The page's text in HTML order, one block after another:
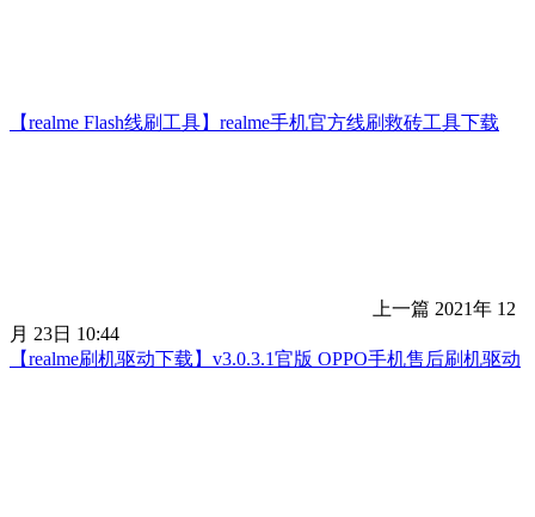
【realme Flash线刷工具】realme手机官方线刷救砖工具下载
上一篇 2021年 12
月 23日 10:44
【realme刷机驱动下载】v3.0.3.1官版 OPPO手机售后刷机驱动